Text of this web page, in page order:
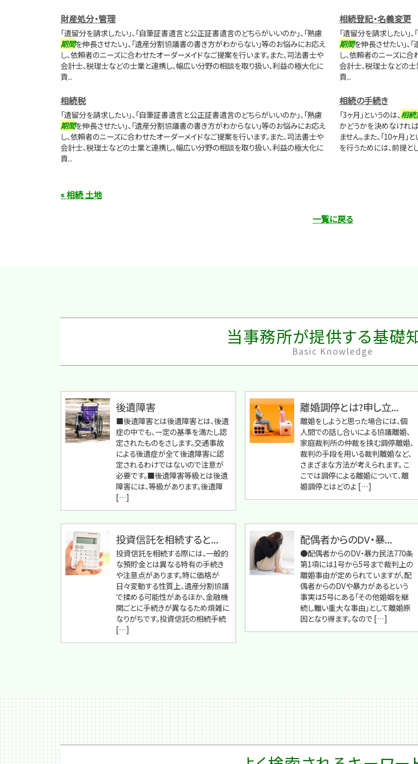
財産処分・管理
「遺留分を請求したい」、「自筆証書遺言と公正証書遺言のどちらがいいのか」、「熟慮
期間を伸長させたい」、「遺産分割協議書の書き方がわからない」等のお悩みにお応え
し、依頼者のニーズに合わせたオーダーメイドなご提案を行います。また、司法書士や
会計士、税理士などの士業と連携し、幅広い分野の相談を取り扱い、利益の極大化に
貢...
相続登記・名義変更
「遺留分を請求したい」
期間を伸長させたい」
し、依頼者のニーズに合
会計士、税理士などの
貢...
相続税
「遺留分を請求したい」、「自筆証書遺言と公正証書遺言のどちらがいいのか」、「熟慮
期間を伸長させたい」、「遺産分割協議書の書き方がわからない」等のお悩みにお応え
し、依頼者のニーズに合わせたオーダーメイドなご提案を行います。また、司法書士や
会計士、税理士などの士業と連携し、幅広い分野の相談を取り扱い、利益の極大化に
貢...
相続の手続き
「3ヶ月」というのは、相続
かどうかを決めなけれ
ません。また、「10ヶ月
を行うためには、前提と
« 相続 土地
一覧に戻る
当事務所が提供する基礎
Basic Knowledge
後遺障害
■後遺障害とは後遺障害とは、後遺
症の中でも、一定の基準を満たし認
定されたものをさします。交通事故
による後遺症が全て後遺障害に認
定されるわけではないので注意が
必要です。■後遺障害等級とは後遺
障害には、等級があります。後遺障
[…]
離婚調停とは?申し立...
離婚をしようと思った場合には、個
人間での話し合いによる協議離婚、
家庭裁判所の仲裁を挟む調停離婚、
裁判の手段を用いる裁判離婚など、
さまざまな方法が考えられます。 こ
こでは調停による離婚について、離
婚調停とはどのよ […]
投資信託を相続すると...
投資信託を相続する際には、一般的
な預貯金とは異なる特有の手続き
や注意点があります。特に価格が
日々変動する性質上、遺産分割協議
で揉める可能性があるほか、金融機
関ごとに手続きが異なるため煩雑に
なりがちです。投資信託の相続手続
[…]
配偶者からのDV・暴...
●配偶者からのDV・暴力民法770条
第1項には1号から5号まで裁判上の
離婚事由が定められていますが、配
偶者からのDVや暴力があるという
事実は5号にある「その他婚姻を継
続し難い重大な事由」として離婚原
因となり得ます。なので […]